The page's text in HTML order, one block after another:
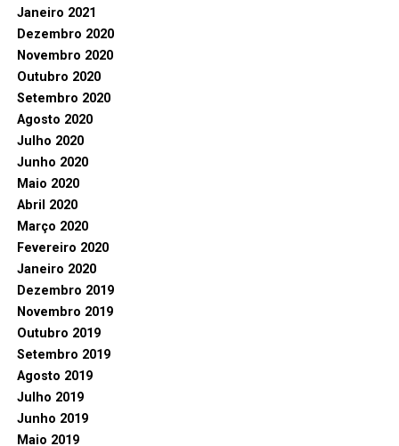
Janeiro 2021
Dezembro 2020
Novembro 2020
Outubro 2020
Setembro 2020
Agosto 2020
Julho 2020
Junho 2020
Maio 2020
Abril 2020
Março 2020
Fevereiro 2020
Janeiro 2020
Dezembro 2019
Novembro 2019
Outubro 2019
Setembro 2019
Agosto 2019
Julho 2019
Junho 2019
Maio 2019